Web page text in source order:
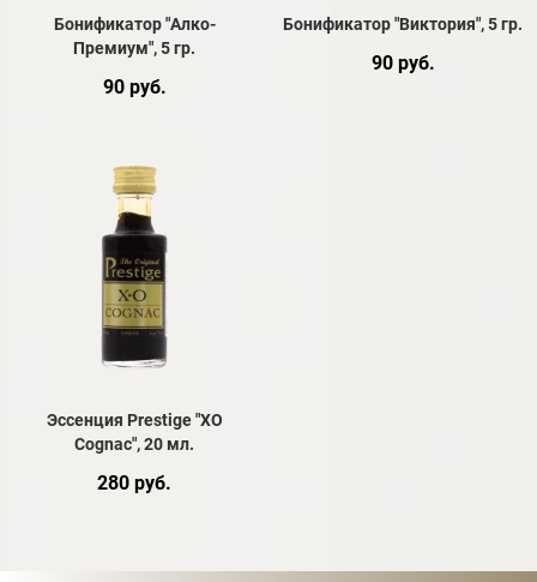
Бонификатор "Алко-
Премиум", 5 гр.
90 руб.
Бонификатор "Виктория", 5 гр.
90 руб.
Эссенция Prestige "XO
Cognac", 20 мл.
280 руб.